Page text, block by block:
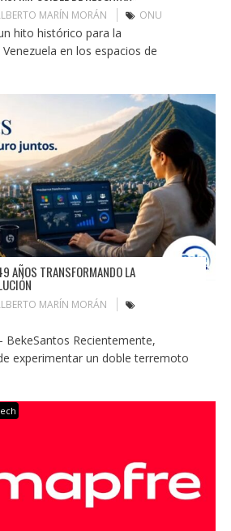
MARÍN MORÁN ONU
hito histórico para la
en los espacios de
AÑOS TRANSFORMANDO LA
MARÍN MORÁN
BekeSantos Recientemente,
experimentar un doble terremoto